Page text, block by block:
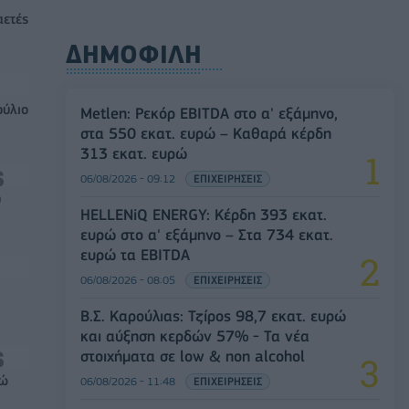
ΔΗΜΟΦΙΛΗ
Metlen: Ρεκόρ EBITDA στο α' εξάμηνο,
στα 550 εκατ. ευρώ – Καθαρά κέρδη
313 εκατ. ευρώ
06/08/2026 - 09:12 ΕΠΙΧΕΙΡΗΣΕΙΣ
HELLENiQ ENERGY: Κέρδη 393 εκατ.
ευρώ στο α' εξάμηνο – Στα 734 εκατ.
ευρώ τα EBITDA
06/08/2026 - 08:05 ΕΠΙΧΕΙΡΗΣΕΙΣ
Β.Σ. Καρούλιας: Τζίρος 98,7 εκατ. ευρώ
και αύξηση κερδών 57% - Τα νέα
στοιχήματα σε low & non alcohol
06/08/2026 - 11:48 ΕΠΙΧΕΙΡΗΣΕΙΣ